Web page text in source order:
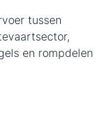
tussen
en rompdelen